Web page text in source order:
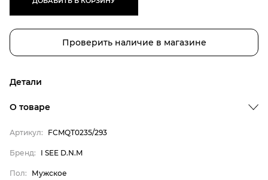
Проверить наличие в магазине
Детали
Бренд
Пол
О товаре
Артикул: FCMQT0235/293
Бренд: I SEE D.N.M
Пол: Мужское